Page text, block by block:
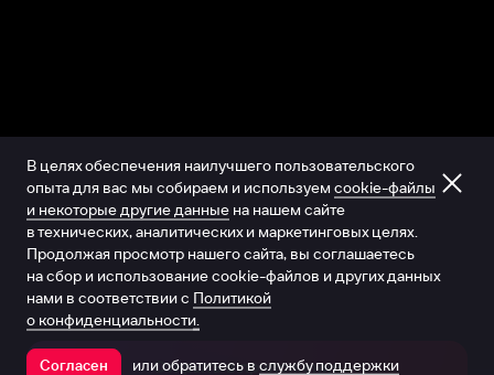
Открыть в приложении
В целях обеспечения наилучшего пользовательского
опыта для вас мы собираем и используем cookie-файлы
и некоторые другие данные на нашем сайте
в технических, аналитических и маркетинговых целях.
Продолжая просмотр нашего сайта, вы соглашаетесь
на сбор и использование cookie-файлов и других данных
нами в соответствии с Политикой
о конфиденциальности.
Согласен или обратитесь в службу поддержки